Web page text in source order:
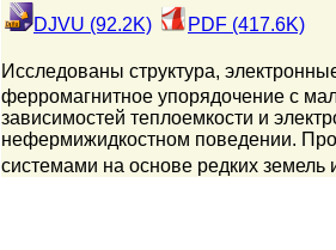
DJVU (92.2K) PDF (417.6K)
Исследованы структура,
ферромагнитное упорядочение с
зависимостей теплоемкости и
нефермижидкостном поведении.
системами на основе редких земель